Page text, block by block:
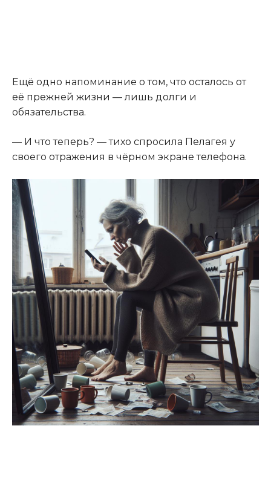
Ещё одно напоминание о том, что осталось от
её прежней жизни — лишь долги и
обязательства.
— И что теперь? — тихо спросила Пелагея у
своего отражения в чёрном экране телефона.